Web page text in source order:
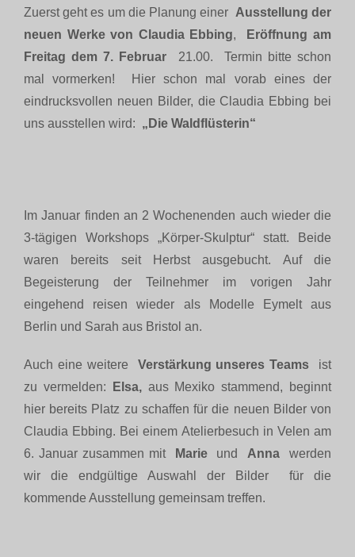
Zuerst geht es um die Planung einer Ausstellung der
neuen Werke von Claudia Ebbing,
Eröffnung am
Freitag dem 7. Februar 21.00. Termin bitte schon
mal vormerken! Hier schon mal vorab eines der
eindrucksvollen neuen Bilder, die Claudia Ebbing bei
uns ausstellen wird: „Die Waldflüsterin“
Im Januar finden an 2 Wochenenden auch wieder die
3-tägigen Workshops „Körper-Skulptur“ statt. Beide
waren bereits seit Herbst ausgebucht. Auf die
Begeisterung der Teilnehmer im vorigen Jahr
eingehend reisen wieder als Modelle Eymelt aus
Berlin und Sarah aus Bristol an.
Auch eine weitere Verstärkung unseres Teams
ist
zu vermelden:
Elsa,aus Mexiko stammend, beginnt
hier bereits Platz zu schaffen für die neuen Bilder von
Claudia Ebbing. Bei einem Atelierbesuch in Velen am
6. Januar zusammen mit
Marie und Anna
werden
wir die endgültige Auswahl der Bilder für die
kommende Ausstellung gemeinsam treffen.